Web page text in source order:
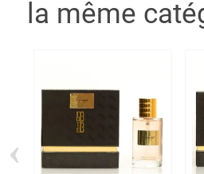
la même
‹